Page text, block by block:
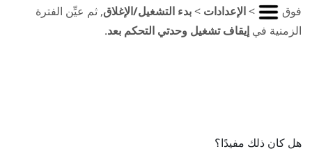
فوق
>الإعدادات >بدء التشغيل/الإغلاق, ثم عيِّن الفترة
الزمنية في إيقاف تشغيل وحدتي التحكم بعد.
هل كان ذلك مفيدًا؟